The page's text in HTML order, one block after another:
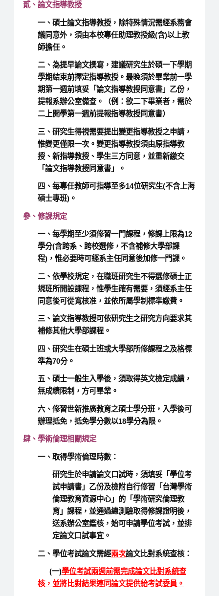
貳、論文指導教授
一、碩士論文指導教授，除特殊情況需經系務會
議同意外，須由本校專任助理教授級(含)以上教
師擔任。
二、為提早論文撰寫，建議研究生於碩一下學期
學期結束前擇定指導教授。最晚須於畢業前一學
期第一週前填妥「論文指導教授同意書」乙份，
提報系辦公室備查。（例：欲二下畢業者，需於
二上開學第一週前提報指導教授同意書）
三、研究生得視需要提出變更指導教授之申請，
惟變更僅限一次。變更指導教授須由原指導教
授、新指導教授、學生三方同意，並重新繳交
「論文指導教授同意書」。
四、每專任教師可指導至多14位研究生(不含上海
碩士專班)。
參、修課規定
一、每學期至少須修習一門課程，修課上限為12
學分(含跨系、跨校選修，不含補修大學部課
程)，惟必要時可經系主任同意後加修一門課。
二、依學校規定，在職班研究生不得選修碩士正
規班所開設課程，惟學生確有需要，須經系主任
同意後可從寬核准，並依所屬學制標準繳費。
三、論文指導教授可依研究生之研究方向要求其
補修其他大學部課程。
四、研究生在碩士班或大學部所修課程之及格標
準為70分。
五、碩士一般生入學後，須取得英文檢定成績，
無成績限制，方可畢業。
六、修習世新推廣教育之碩士學分班，入學後可
辦理抵免，抵免學分數以18學分為限。
肆、 學術倫理相關規定
一、取得學術倫理時數：
研究生於申請論文口試時，須填妥「學位考
試申請書」乙份及檢附自行修習「台灣學術
倫理教育資源中心」的「學術研究倫理教
育」課程，並通過總測驗取得修課證明後，
送系辦公室鑑核，始可申請學位考試，並排
定論文口試事宜。
二、學位考試論文需經兩次論文比對系統查核：
(一)學位考試兩週前需完成論文比對系統查
核，並將比對結果連同論文提供給考試委員。